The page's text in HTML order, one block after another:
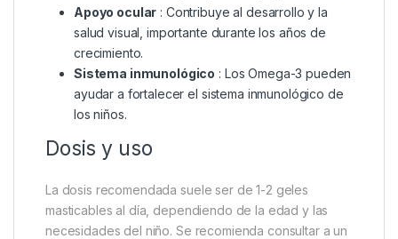
Apoyo ocular : Contribuye al desarrollo y la
salud visual, importante durante los años de
crecimiento.
Sistema inmunológico : Los Omega-3 pueden
ayudar a fortalecer el sistema inmunológico de
los niños.
Dosis y uso
La dosis recomendada suele ser de 1-2 geles
masticables al día, dependiendo de la edad y las
necesidades del niño. Se recomienda consultar a un